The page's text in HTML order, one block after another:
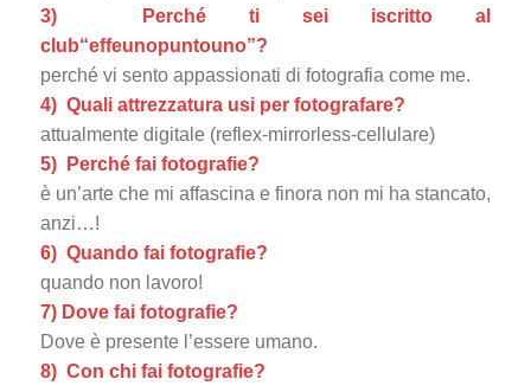
3) Perché ti sei iscritto al
club“effeunopuntouno”?
perché vi sento appassionati di fotografia come me.
4) Quali attrezzatura usi per fotografare?
attualmente digitale (reflex-mirrorless-cellulare)
5) Perché fai fotografie?
è un’arte che mi affascina e finora non mi ha stancato,
anzi…!
6) Quando fai fotografie?
quando non lavoro!
7) Dove fai fotografie?
Dove è presente l’essere umano.
8) Con chi fai fotografie?